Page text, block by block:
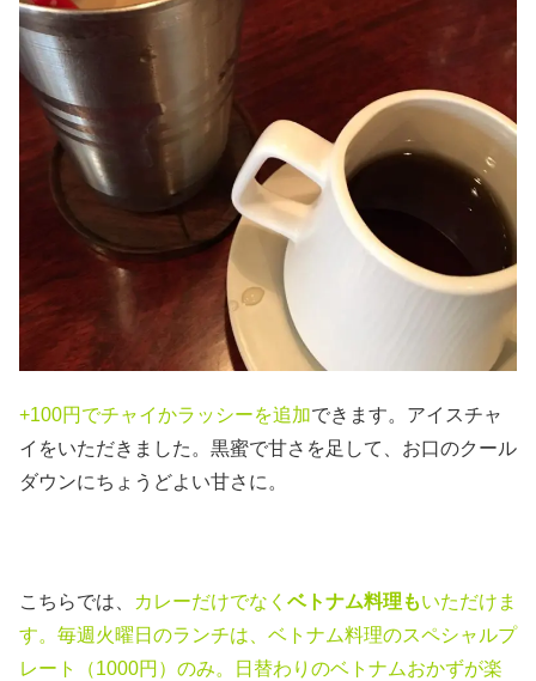
+100円でチャイかラッシーを追加できます。アイスチャ
イをいただきました。黒蜜で甘さを足して、お口のクール
ダウンにちょうどよい甘さに。
こちらでは、 カレーだけでなく ベトナム料理もいただけま
す。毎週火曜日のランチは、ベトナム料理のスペシャルプ
レート（1000円）のみ。日替わりのベトナムおかずが楽